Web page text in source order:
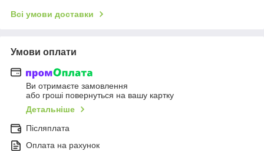
Всі умови доставки
Умови оплати
Ви отримаєте замовлення
або гроші повернуться на вашу картку
Детальніше
Післяплата
Оплата на рахунок